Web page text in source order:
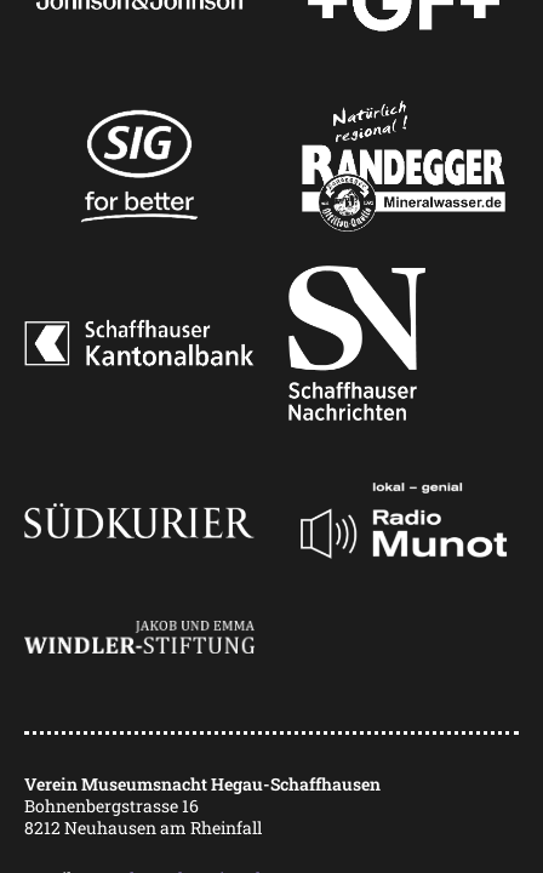
Verein Museumsnacht Hegau-Schaffhausen
Bohnenbergstrasse 16
8212 Neuhausen am Rheinfall